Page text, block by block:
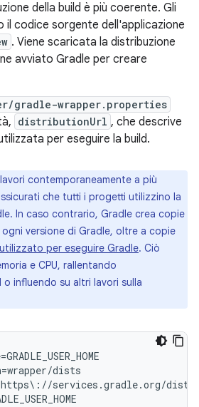
della build è più coerente. Gli
il codice sorgente dell'applicazione
. Viene scaricata la distribuzione
avviato Gradle per creare
gradle-wrapper.properties
distributionUrl , che descrive
per eseguire la build.
contemporaneamente a più
che tutti i progetti utilizzino la
In caso contrario, Gradle crea copie
versione di Gradle, oltre a copie
per eseguire Gradle. Ciò
e CPU, rallentando
influendo su altri lavori sulla
dists
services.gradle.org/